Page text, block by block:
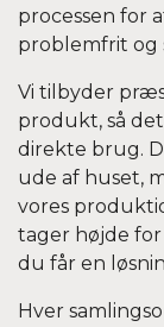
processen for
problemfrit og
Vi tilbyder
produkt, så
direkte brug.
ude af huset,
vores
tager højde for
du får en
Hver